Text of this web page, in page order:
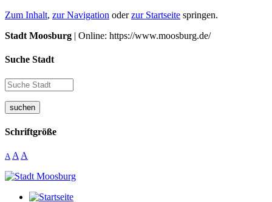
Zum Inhalt, zur Navigation oderzur Startseite springen.
Stadt Moosburg | Online: https://www.moosburg.de/
Suche Stadt
suchen
Schriftgröße
A A A